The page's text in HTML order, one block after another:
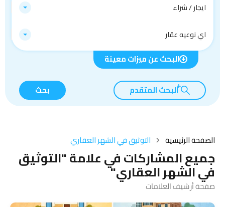
ايجار / شراء
اي نوعيه عقار
البحث عن ميزات معينة
البحث المتقدم بحث
الصفحة الرئيسية التوثيق في الشهر العقاري
جميع المشاركات في علامة "التوثيق
في الشهر العقاري"
صفحة أرشيف العلامات